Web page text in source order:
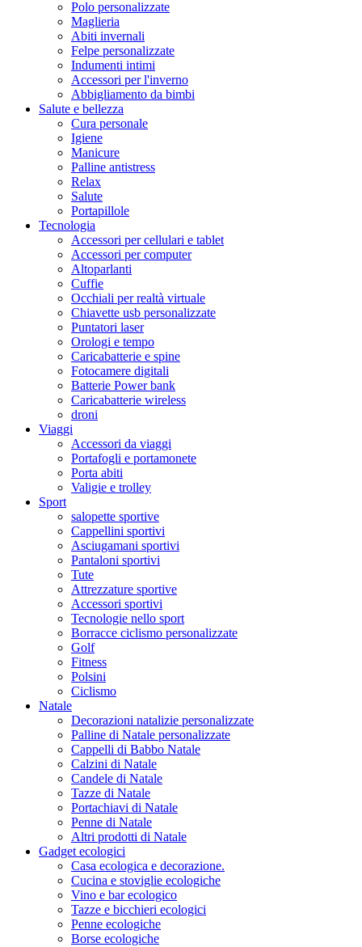
Polo personalizzate
Maglieria
Abiti invernali
Felpe personalizzate
Indumenti intimi
Accessori per l'inverno
Abbigliamento da bimbi
Salute e bellezza
Cura personale
Igiene
Manicure
Palline antistress
Relax
Salute
Portapillole
Tecnologia
Accessori per cellulari e tablet
Accessori per computer
Altoparlanti
Cuffie
Occhiali per realtà virtuale
Chiavette usb personalizzate
Puntatori laser
Orologi e tempo
Caricabatterie e spine
Fotocamere digitali
Batterie Power bank
Caricabatterie wireless
droni
Viaggi
Accessori da viaggi
Portafogli e portamonete
Porta abiti
Valigie e trolley
Sport
salopette sportive
Cappellini sportivi
Asciugamani sportivi
Pantaloni sportivi
Tute
Attrezzature sportive
Accessori sportivi
Tecnologie nello sport
Borracce ciclismo personalizzate
Golf
Fitness
Polsini
Ciclismo
Natale
Decorazioni natalizie personalizzate
Palline di Natale personalizzate
Cappelli di Babbo Natale
Calzini di Natale
Candele di Natale
Tazze di Natale
Portachiavi di Natale
Penne di Natale
Altri prodotti di Natale
Gadget ecologici
Casa ecologica e decorazione.
Cucina e stoviglie ecologiche
Vino e bar ecologico
Tazze e bicchieri ecologici
Penne ecologiche
Borse ecologiche